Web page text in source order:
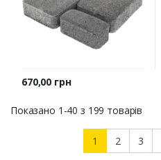
Ціна
670,00 грн
Показано 1-40 з 199 товарів
1 2 3